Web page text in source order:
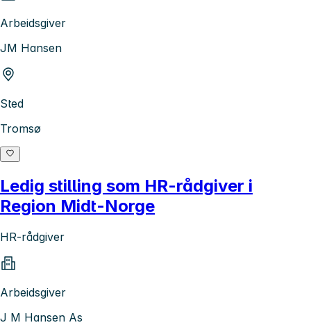
Arbeidsgiver
JM Hansen
Sted
Tromsø
Ledig stilling som HR-rådgiver i
Region Midt-Norge
HR-rådgiver
Arbeidsgiver
J M Hansen As